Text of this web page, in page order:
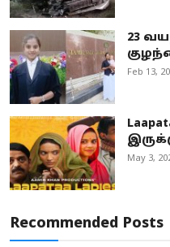
23
Feb 13,
May 3,
Recommended Posts